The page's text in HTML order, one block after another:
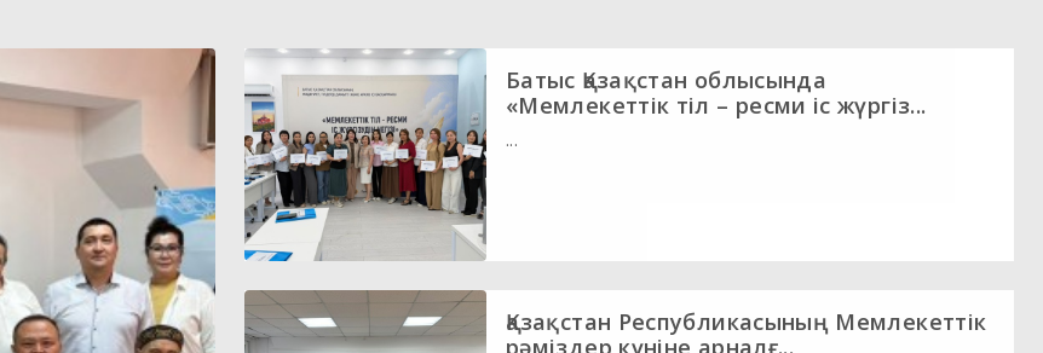
Батыс Қазақстан облысында
«Мемлекеттік тіл – ресми іс жүргіз...
...
Қазақстан Республикасының Мемлекеттік
рәміздер күніне арналғ...